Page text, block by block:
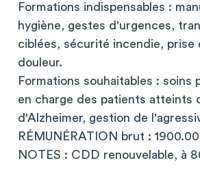
Formations indispensables :
hygiène, gestes d'urgences,
ciblées, sécurité incendie, prise
douleur.
Formations souhaitables : soins
en charge des patients atteints
d'Alzheimer, gestion de
RÉMUNÉRATION brut :
NOTES : CDD renouvelable, à